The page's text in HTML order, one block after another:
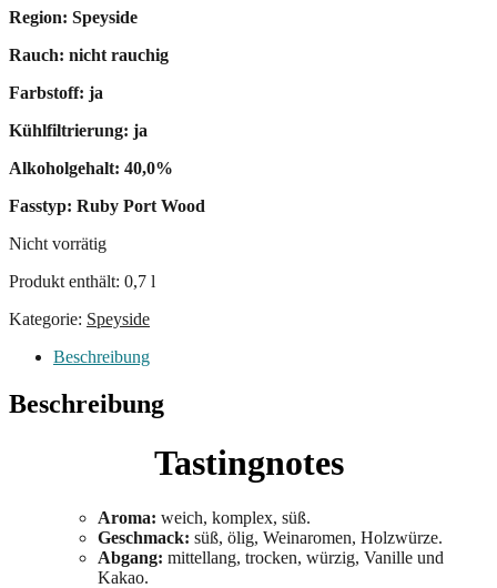
Region: Speyside
Rauch: nicht rauchig
Farbstoff: ja
Kühlfiltrierung: ja
Alkoholgehalt: 40,0%
Fasstyp: Ruby Port Wood
Nicht vorrätig
Produkt enthält: 0,7 l
Kategorie: Speyside
Beschreibung
Beschreibung
Tastingnotes
Aroma: weich, komplex, süß.
Geschmack: süß, ölig, Weinaromen, Holzwürze.
Abgang: mittellang, trocken, würzig, Vanille und
Kakao.